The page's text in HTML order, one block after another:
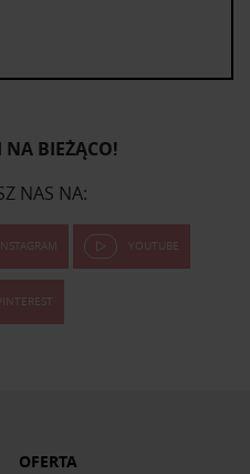
BIEŻĄCO!
NAS NA:
INSTAGRAM YOUTUBE
OFERTA